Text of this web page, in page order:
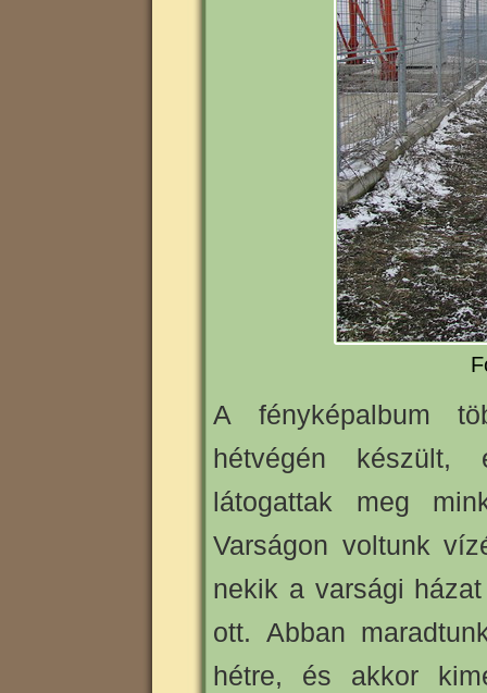
A fényképalbum
hétvégén készült,
látogattak meg
Varságon voltunk
nekik a varsági
ott. Abban
hétre, és akkor